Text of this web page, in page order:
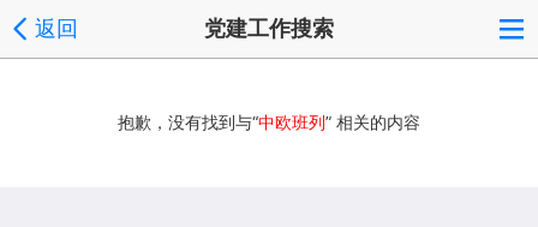
返回 党建工作搜索
抱歉，没有找到与“中欧班列” 相关的内容